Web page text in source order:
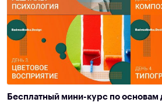
Бесплатный мини-курс по основам